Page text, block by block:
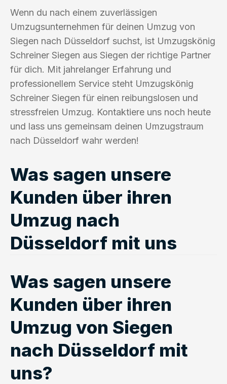
Wenn du nach einem zuverlässigen
Umzugsunternehmen für deinen Umzug von
Siegen nach Düsseldorf suchst, ist Umzugskönig
Schreiner Siegen aus Siegen der richtige Partner
für dich. Mit jahrelanger Erfahrung und
professionellem Service steht Umzugskönig
Schreiner Siegen für einen reibungslosen und
stressfreien Umzug. Kontaktiere uns noch heute
und lass uns gemeinsam deinen Umzugstraum
nach Düsseldorf wahr werden!
Was sagen unsere
Kunden über ihren
Umzug nach
Düsseldorf mit uns
Was sagen unsere
Kunden über ihren
Umzug von Siegen
nach Düsseldorf mit
uns?